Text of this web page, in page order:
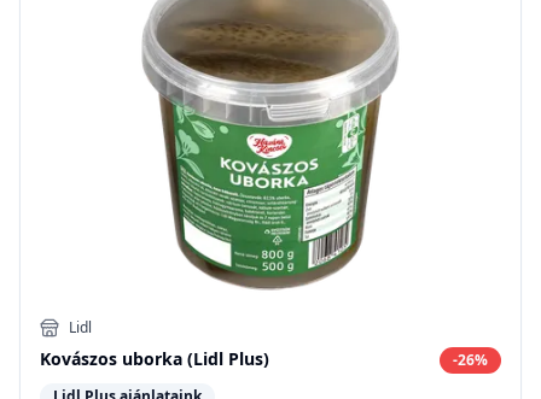
Lidl
Kovászos uborka (Lidl Plus) -26%